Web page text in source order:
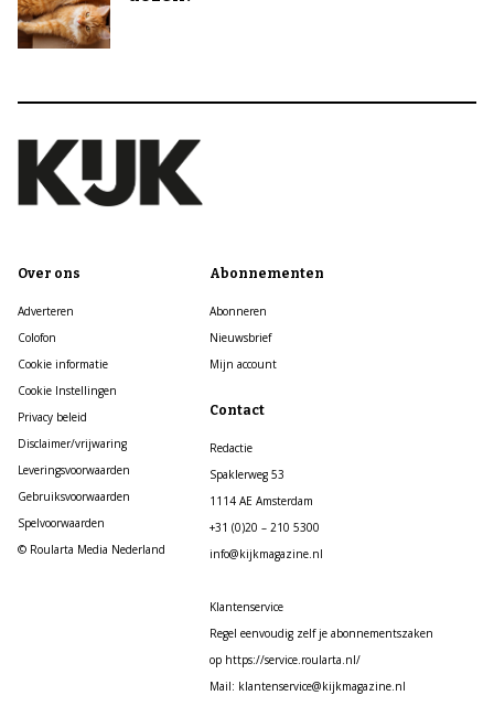
Over ons
Adverteren
Colofon
Cookie informatie
Cookie Instellingen
Privacy beleid
Disclaimer/vrijwaring
Leveringsvoorwaarden
Gebruiksvoorwaarden
Spelvoorwaarden
© Roularta Media Nederland
Abonnementen
Abonneren
Nieuwsbrief
Mijn account
Contact
Redactie
Spaklerweg 53
1114 AE Amsterdam
+31 (0)20 – 210 5300
info@kijkmagazine.nl
Klantenservice
Regel eenvoudig zelf je abonnementszaken
op https://service.roularta.nl/
Mail: klantenservice@kijkmagazine.nl